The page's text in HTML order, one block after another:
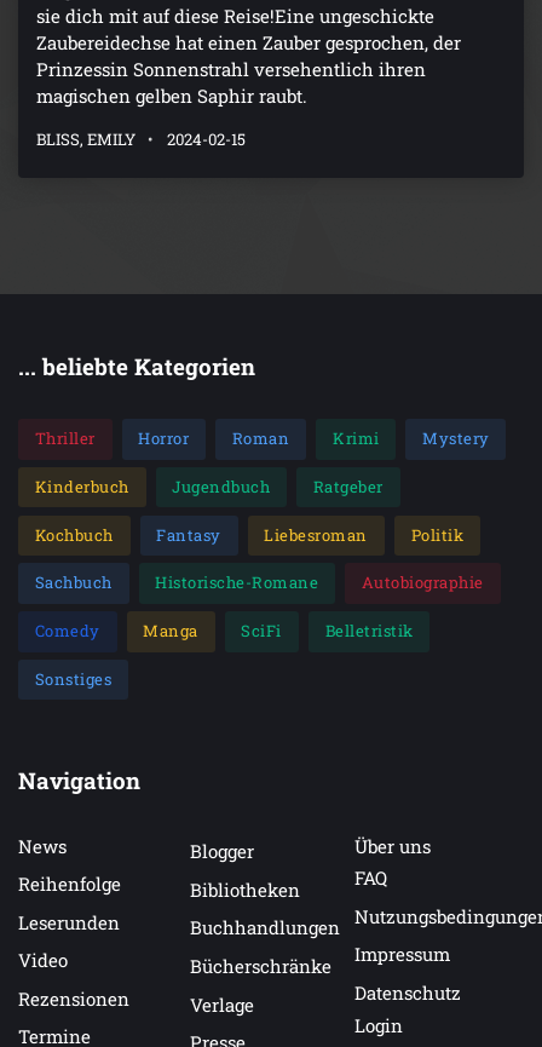
sie dich mit auf diese Reise!Eine ungeschickte
Zaubereidechse hat einen Zauber gesprochen, der
Prinzessin Sonnenstrahl versehentlich ihren
magischen gelben Saphir raubt.
BLISS, EMILY 2024-02-15
... beliebte Kategorien
Thriller Horror Roman Krimi Mystery
Kinderbuch Jugendbuch Ratgeber
Kochbuch Fantasy Liebesroman Politik
Sachbuch Historische-Romane Autobiographie
Comedy Manga SciFi Belletristik
Sonstiges
Navigation
News
Reihenfolge
Leserunden
Video
Rezensionen
Termine
Blogger
Bibliotheken
Buchhandlungen
Bücherschränke
Verlage
Über uns
FAQ
Impressum
Datenschutz
Login